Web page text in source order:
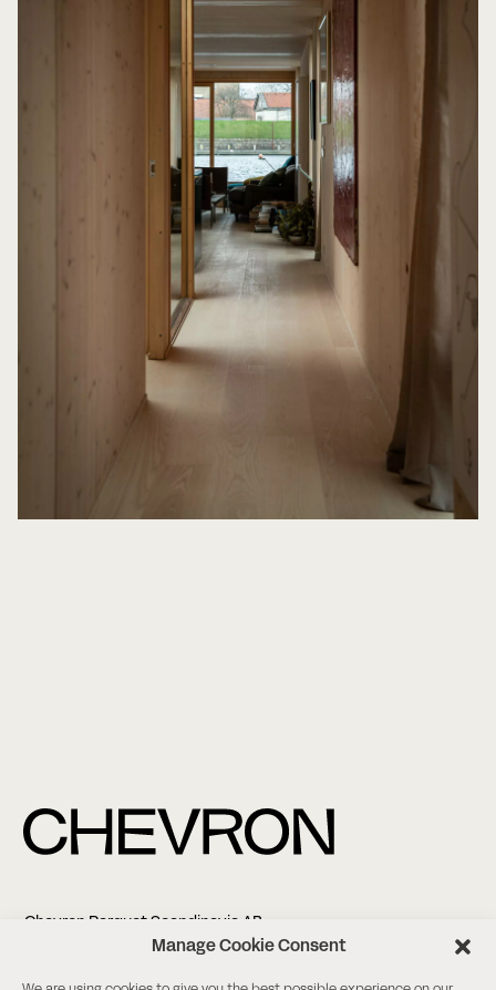
Manage Cookie Consent
Chevron Parquet Scandinavia AB